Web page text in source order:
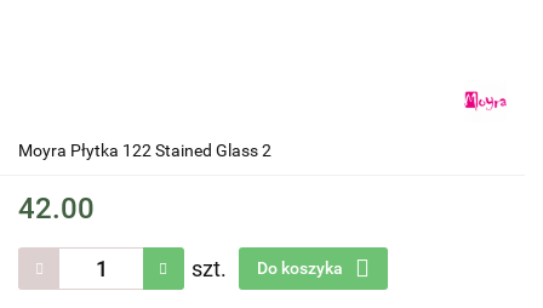
Moyra Płytka 122 Stained Glass 2
42.00
szt. Do koszyka